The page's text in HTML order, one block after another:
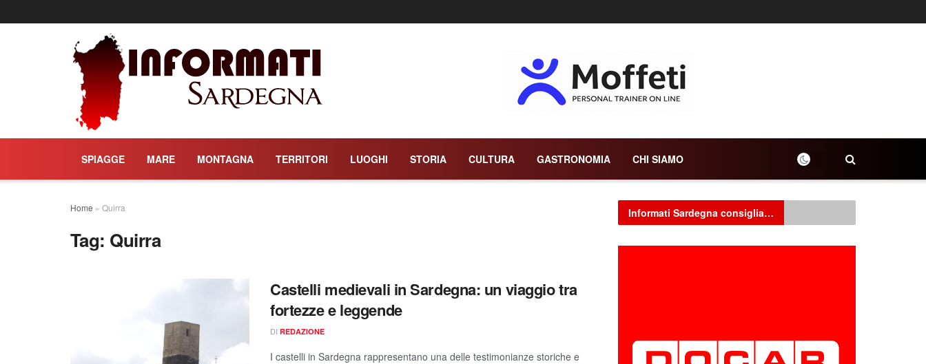
SPIAGGE MARE MONTAGNA TERRITORI LUOGHI STORIA CULTURA GASTRONOMIA CHI SIAMO
Home » Quirra
Tag: Quirra
Castelli medievali in Sardegna: un viaggio tra
fortezze e leggende
DI REDAZIONE
I castelli in Sardegna rappresentano una delle testimonianze storiche e
Informati Sardegna consiglia…